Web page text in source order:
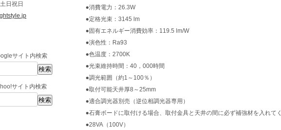
日祝日
サイト内検索
サイト内検索
●消費電力：26.3W
●定格光束：3145 lm
●固有エネルギー消費効率：119.5 lm/W
●演色性：Ra93
●色温度：2700K
●光束維持時間：40，000時間
●調光範囲（約1～100％）
●取付可能天井厚8～25mm
●適合調光器別売（逆位相調光器専用）
●石膏ボードに取付ける場合、取付金具と天井の間に必ず補強材を入れて
●28VA（100V）